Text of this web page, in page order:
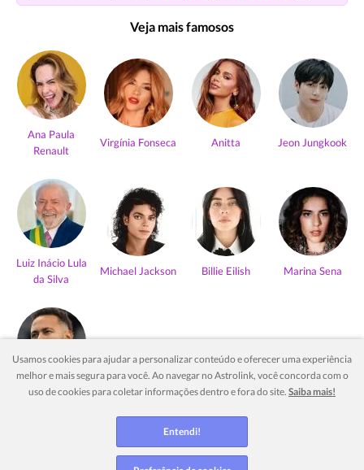
Veja mais famosos
Ana Paula
Renault
Virgínia Fonseca Anitta Jeon Jungkook
Luiz Inácio Lula
da Silva
Michael Jackson Billie Eilish Marina Sena
Neymar Jr
Ver mais
Usamos cookies para ajudar a personalizar conteúdo e oferecer uma experiência
melhor e mais segura para você. Ao navegar no Astrolink, você concorda com o
uso de cookies para coletar informações dentro e fora do site. Saiba mais!
Entendi!